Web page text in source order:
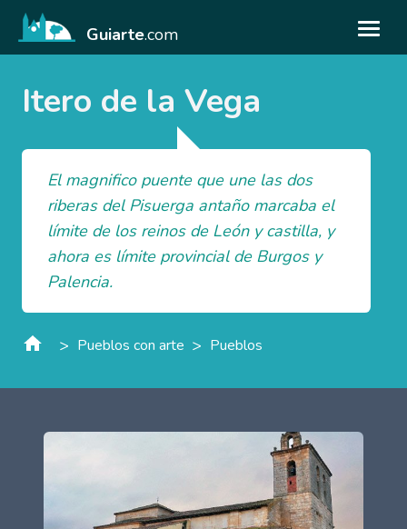
Guiarte.com
Itero de la Vega
El magnifico puente que une las dos
riberas del Pisuerga antaño marcaba el
límite de los reinos de León y castilla, y
ahora es límite provincial de Burgos y
Palencia.
> Pueblos con arte > Pueblos